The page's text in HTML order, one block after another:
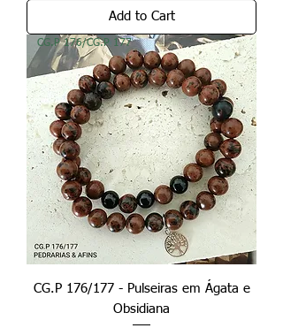
Add to Cart
CG.P 176/CG.P 177
CG.P 176/177 - Pulseiras em Ágata e
Obsidiana